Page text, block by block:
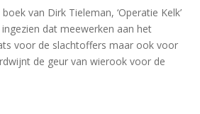
van Dirk Tieleman, ‘Operatie Kelk’
dat meewerken aan het
voor de slachtoffers maar ook voor
de geur van wierook voor de